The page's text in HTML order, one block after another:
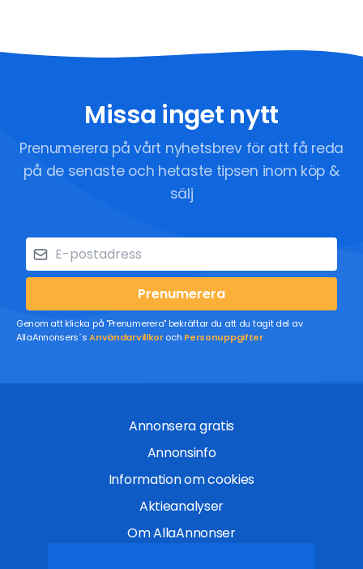
Missa inget nytt
Prenumerera på vårt nyhetsbrev för att få reda
på de senaste och hetaste tipsen inom köp &
sälj
Prenumerera
Genom att klicka på "Prenumerera" bekräftar du att du tagit del av
AllaAnnonsers´sAnvändarvillkoroch Personuppgifter
Annonsera gratis
Annonsinfo
Information om cookies
Aktieanalyser
Om AllaAnnonser